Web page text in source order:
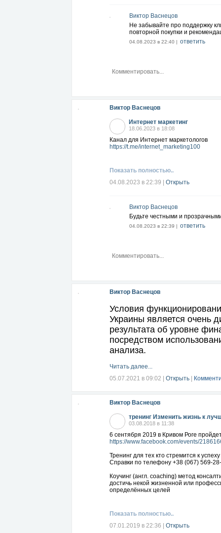
Виктор Васнецов
Не забывайте про поддержку
повторной покупки и
04.08.2023 в 22:40 | ответить
Виктор Васнецов
Интернет маркетинг
18.06.2023 в 18:08
Канал для Интернет маркетологов
https://t.me/internet_marketing100
Показать полностью..
04.08.2023 в 22:39
Открыть
Виктор Васнецов
Будьте честными и
04.08.2023 в 22:39 | ответить
Виктор Васнецов
Условия
Украины является очень
результата об уровне
посредством
анализа.
Читать далее...
05.07.2021 в 09:02
Открыть
Виктор Васнецов
тренинг Изменить жизнь к
03.08.2018 в 11:38
6 сентября 2019 в Кривом Роге
https://www.facebook.com/events/
Тренинг для тех кто стремится к
Справки по телефону +38 (067) 569-
Коучинг (англ. coaching) метод
достичь некой жизненной или
определённых целей
Показать полностью..
07.01.2019 в 22:36
Открыть